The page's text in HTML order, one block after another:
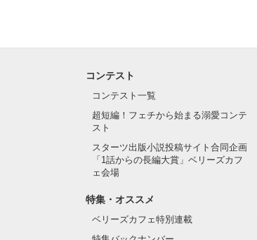
コンテスト
コンテスト一覧
超短編！フェチから始まる溺愛コンテ
スト
スターツ出版小説投稿サイト合同企画
「1話からの長編大賞」ベリーズカフ
ェ会場
特集・オススメ
ベリーズカフェ特別連載